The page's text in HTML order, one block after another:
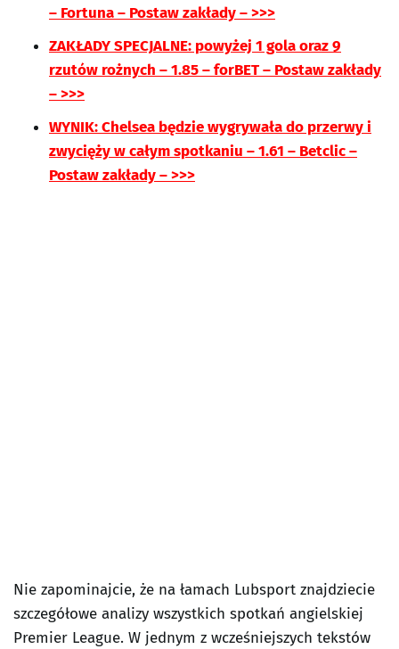
– Fortuna – Postaw zakłady – >>>
ZAKŁADY SPECJALNE: powyżej 1 gola oraz 9
rzutów rożnych – 1.85 – forBET – Postaw zakłady
– >>>
WYNIK: Chelsea będzie wygrywała do przerwy i
zwycięży w całym spotkaniu – 1.61 – Betclic –
Postaw zakłady – >>>
Nie zapominajcie, że na łamach Lubsport znajdziecie
szczegółowe analizy wszystkich spotkań angielskiej
Premier League. W jednym z wcześniejszych tekstów